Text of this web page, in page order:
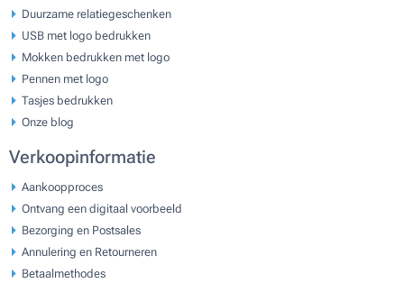
Duurzame relatiegeschenken
USB met logo bedrukken
Mokken bedrukken met logo
Pennen met logo
Tasjes bedrukken
Onze blog
Verkoopinformatie
Aankoopproces
Ontvang een digitaal voorbeeld
Bezorging en Postsales
Annulering en Retourneren
Betaalmethodes